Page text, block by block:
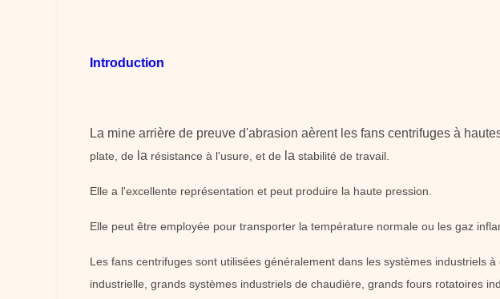
Introduction
La mine arrière de preuve d'abrasion aèrent les fans centrifuges à
plate, de la résistance à l'usure, et de la stabilité de travail.
Elle a l'excellente représentation et peut produire la haute pression.
Elle peut être employée pour transporter la température normale ou les gaz
Les fans centrifuges sont utilisées généralement dans les systèmes industriels
industrielle, grands systèmes industriels de chaudière, grands fours rotatoires